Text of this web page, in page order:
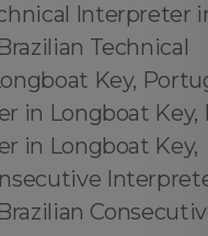
Interpreter
Technical
Key,
in Longboat Key,
in Longboat Key,